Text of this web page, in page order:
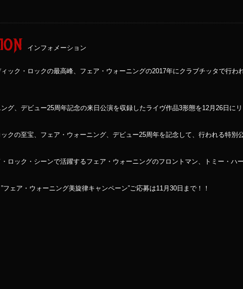
インフォメーション
ック・ロックの最高峰、フェア・ウォーニングの2017年にクラブチッタで行
グ、デビュー25周年記念の来日公演を収録したライヴ作品3形態を12月26日に
クの至宝、フェア・ウォーニング、デビュー25周年を記念して、行われる特別
ロック・シーンで活躍するフェア・ウォーニングのフロントマン、トミー・ハ
”フェア・ウォーニング美旋律キャンペーン”ご応募は11月30日まで！！